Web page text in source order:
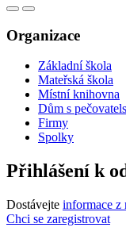
Organizace
Základní škola
Mateřská škola
Místní knihovna
Dům s
Firmy
Spolky
Přihlášení k
Dostávejte informace z
Chci se zaregistrovat